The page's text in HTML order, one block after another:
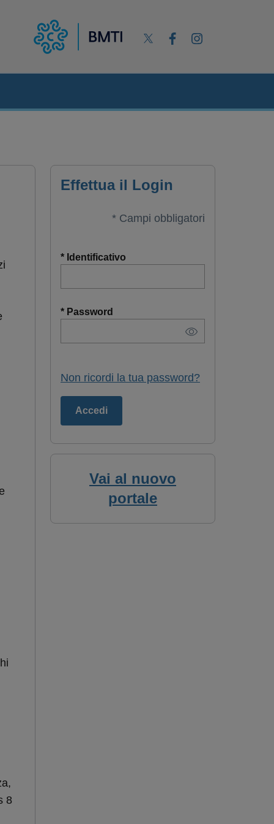
8
Effettua il Login
* Campi obbligatori
* Identificativo
* Password
Non ricordi la tua password?
Vai al nuovo
portale